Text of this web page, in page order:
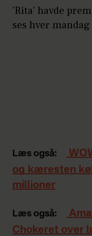
'Rita' havde
ses hver
Læs også:
og kæresten
millioner
Læs også:
Chokeret over